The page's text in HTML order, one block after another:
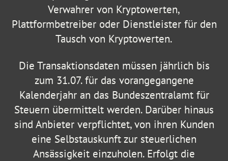
Verwahrer von Kryptowerten,
Plattformbetreiber oder Dienstleister für den
Tausch von Kryptowerten.
Die Transaktionsdaten müssen jährlich bis
zum 31.07. für das vorangegangene
Kalenderjahr an das Bundeszentralamt für
Steuern übermittelt werden. Darüber hinaus
sind Anbieter verpflichtet, von ihren Kunden
eine Selbstauskunft zur steuerlichen
Ansässigkeit einzuholen. Erfolgt die